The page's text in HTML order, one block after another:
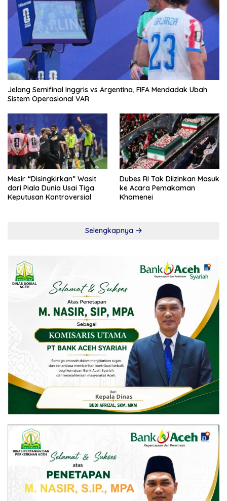
Jelang Semifinal Inggris vs Argentina, FIFA Mendadak Ubah
Sistem Operasional VAR
Mesir “Disingkirkan” Wasit
dari Piala Dunia Usai Tiga
Keputusan Kontroversial
Dubes RI Tak Diizinkan Masuk
ke Acara Pemakaman
Khamenei
Selengkapnya